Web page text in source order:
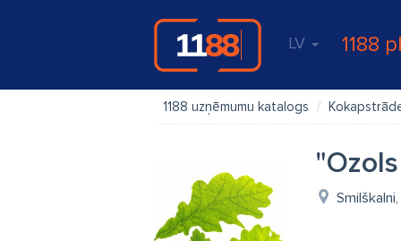
LV 1188
1188 uzņēmumu katalogs